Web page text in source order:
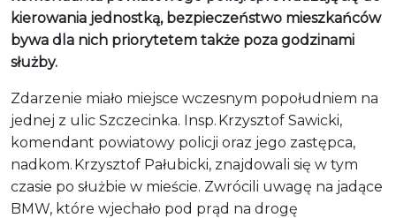
kierowania jednostką, bezpieczeństwo mieszkańców
bywa dla nich priorytetem także poza godzinami
służby.
Zdarzenie miało miejsce wczesnym popołudniem na
jednej z ulic Szczecinka. Insp. Krzysztof Sawicki,
komendant powiatowy policji oraz jego zastępca,
nadkom. Krzysztof Pałubicki, znajdowali się w tym
czasie po służbie w mieście. Zwrócili uwagę na jadące
BMW, które wjechało pod prąd na drogę